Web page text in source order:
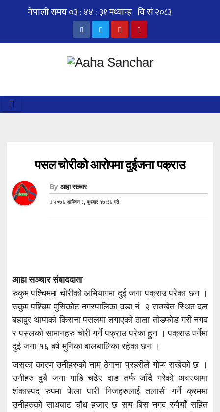
पसल चोरीको आरोपमा दुईजना पक्राउ
By आहा सञ्चार
२०७६ आश्विन ८, बुधबार १७:३६ गते
आहा सञ्चार संबाददाता
रुकुम पश्चिममा चोरीको अभियागमा दुई जना पक्राउ परेका छन ।
रुकुम पश्चिम मुसिकोट नगरपालिका वडा नं. २ राउखेत स्थित दल
बहादुर थापाको किराना पसलमा लगाएको ताला तोडफोड गरी नगद
र पसलको सामानहरु चोरी गर्ने पक्राउ परेका हुन । पक्राउ पर्नेमा
दुई जना १६ बर्ष मुनिका बालबालिका रहेका छन ।
जसका कारण उनीहरुको नाम ठेगाना प्रहरीले गोप्य राखेको छ ।
उनीहरु दुबै जना गाडि चढेर दाङ तर्फ जाँदै गरेको अवस्थामा
शंकास्पद रुपमा फेला पारी निजहरुलाई तलासी गर्ने क्रममा
उनीहरुको साथबाट चौध हजार छ सय बिस नगद रुपैयाँ सहित